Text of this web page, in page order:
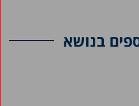
בנושא